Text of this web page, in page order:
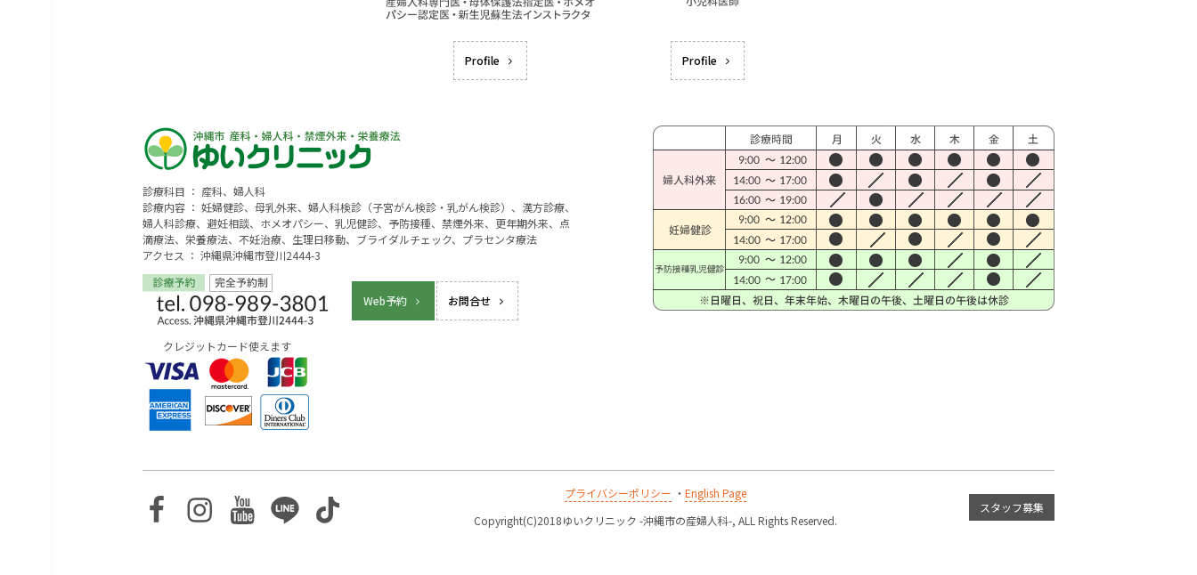
Profile Profile
診療科目 ： 産科、婦人科
診療内容 ： 妊婦健診、母乳外来、婦人科検診（子宮がん検診・乳がん検診）、漢方診療、
婦人科診療、避妊相談、ホメオパシー、乳児健診、予防接種、禁煙外来、更年期外来、点
滴療法、栄養療法、不妊治療、生理日移動、ブライダルチェック、プラセンタ療法
アクセス ： 沖縄県沖縄市登川2444-3
Web予約 お問合せ
クレジットカード使えます
Facebook
Instagram
Youtube
LineTikTok プライバシーポリシー ・ English Page
Copyright(C)2018ゆいクリニック -沖縄市の産婦人科-, ALL Rights Reserved.
スタッフ募集